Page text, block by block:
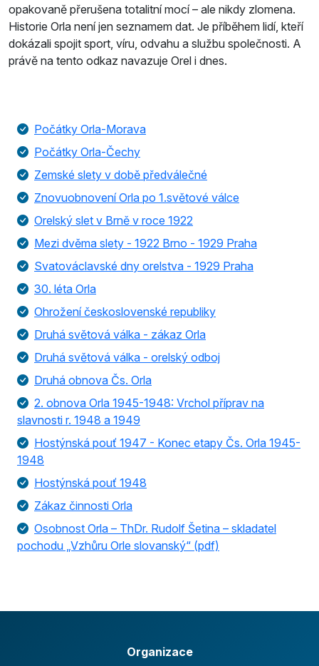
opakovaně přerušena totalitní mocí – ale nikdy zlomena.
Historie Orla není jen seznamem dat. Je příběhem lidí, kteří
dokázali spojit sport, víru, odvahu a službu společnosti. A
právě na tento odkaz navazuje Orel i dnes.
Počátky Orla-Morava
Počátky Orla-Čechy
Zemské slety v době předválečné
Znovuobnovení Orla po 1.světové válce
Orelský slet v Brně v roce 1922
Mezi dvěma slety - 1922 Brno - 1929 Praha
Svatováclavské dny orelstva - 1929 Praha
30. léta Orla
Ohrožení československé republiky
Druhá světová válka - zákaz Orla
Druhá světová válka - orelský odboj
Druhá obnova Čs. Orla
2. obnova Orla 1945-1948: Vrchol příprav na
slavnosti r. 1948 a 1949
Hostýnská pouť 1947 - Konec etapy Čs. Orla 1945-
1948
Hostýnská pouť 1948
Zákaz činnosti Orla
Osobnost Orla – ThDr. Rudolf Šetina – skladatel
pochodu „Vzhůru Orle slovanský“ (pdf)
Organizace